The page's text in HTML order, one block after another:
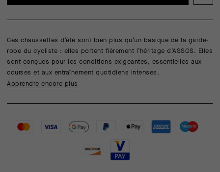
Ces chaussettes d’été sont bien plus qu’un basique de la garde-
robe du cycliste : elles portent fièrement l’héritage d’ASSOS. Elles
sont conçues pour les conditions exigeantes, essentielles aux
courses et aux entraînement quotidiens intenses.
Apprendre encore plus